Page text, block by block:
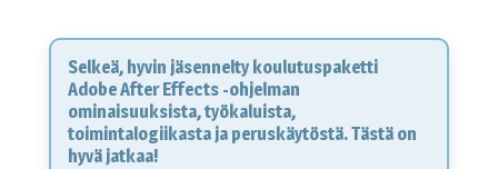
Selkeä, hyvin jäsennelty koulutuspaketti
Adobe After Effects -ohjelman
ominaisuuksista, työkaluista,
toimintalogiikasta ja peruskäytöstä. Tästä on
hyvä jatkaa!